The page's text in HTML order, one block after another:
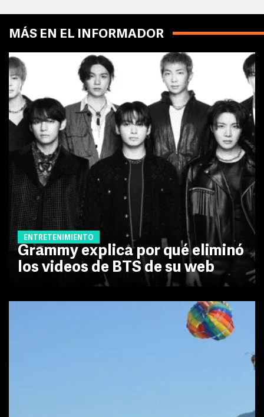
MÁS EN EL INFORMADOR
ENTRETENIMIENTO
Grammy explica por qué eliminó
los videos de BTS de su web